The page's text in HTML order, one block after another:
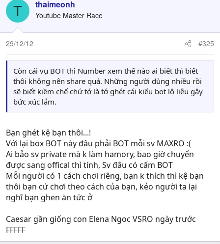
T thaimeonh
Youtube Master Race
29/12/12 #325
Còn cái vụ BOT thì Number xem thế nào ai biết thì biết
thôi không nên share quá. Những người dùng nhiều rồi
sẽ biết kiềm chế chứ tớ là tớ ghét cái kiểu bot lộ liễu gây
bức xúc lắm.
Bạn ghét kệ bạn thôi...!
Với lại box BOT này đâu phải BOT mỗi sv MAXRO :(
Ai bảo sv private mà k làm hamory, bao giờ chuyển
được sang offical thì tính, Sv đâu có cấm BOT
Mỗi người có 1 cách chơi riêng, bạn k thích thì kệ bạn
thôi bạn cứ chơi theo cách của bạn, kẻo người ta lại
nghĩ bạn ghen ăn tức ở
Caesar gần giống con Elena Ngoc VSRO ngày trước
FFFFF